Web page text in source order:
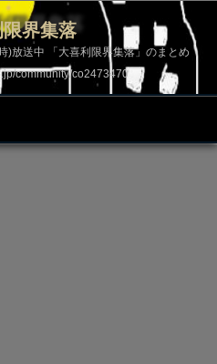
界集落
)放送中 「大喜利限界集落」のまとめ
community/co2473470